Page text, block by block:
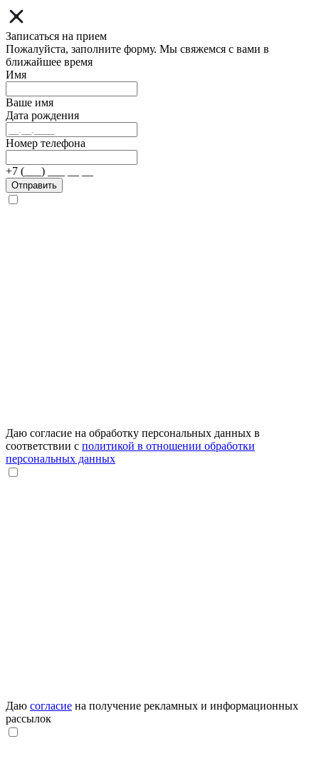
Записаться на прием
Пожалуйста, заполните форму. Мы свяжемся с вами в
ближайшее время
Имя
Ваше имя
Дата рождения
Номер телефона
+7 (___) ___ __ __
Отправить
Даю согласие на обработку персональных данных в
соответствии с политикой в отношении обработки
персональных данных
Даю согласие на получение рекламных и информационных
рассылок